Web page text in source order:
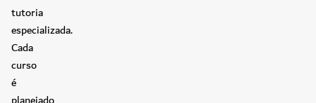
tutoria
especializada.
Cada
curso
é